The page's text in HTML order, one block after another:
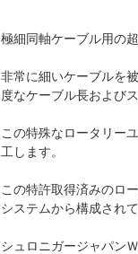
極細同軸ケーブル用の
非常に細いケーブルを
度なケーブル長および
この特殊なロータリー
工します。
この特許取得済みのロ
システムから構成され
シュロニガージャパン